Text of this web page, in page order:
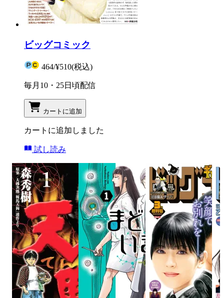
ビッグコミック
464/¥510(税込)
毎月10・25日頃配信
カートに追加
カートに追加しました
試し読み